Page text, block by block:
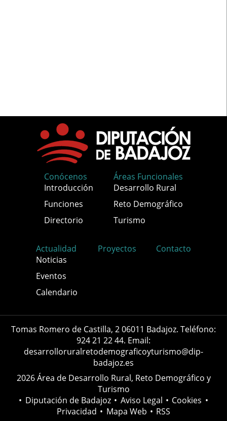
Conócenos
Introducción
Funciones
Directorio
Áreas Funcionales
Desarrollo Rural
Reto Demográfico
Turismo
Actualidad
Noticias
Eventos
Calendario
Proyectos Contacto
Tomas Romero de Castilla, 2 06011 Badajoz. Teléfono:
924 21 22 44. Email:
desarrolloruralretodemograficoyturismo@dip-
badajoz.es
2026 Área de Desarrollo Rural, Reto Demográfico y
Turismo
• Diputación de Badajoz • Aviso Legal • Cookies •
Privacidad • Mapa Web • RSS